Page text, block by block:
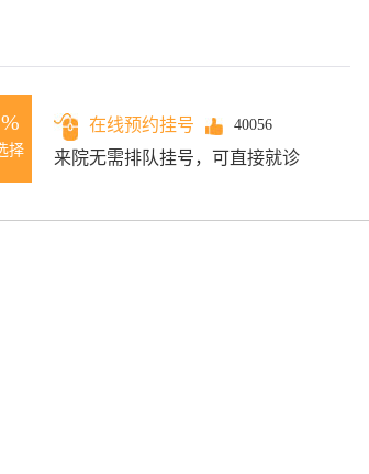
%
择
在线预约挂号 40056
来院无需排队挂号，可直接就诊